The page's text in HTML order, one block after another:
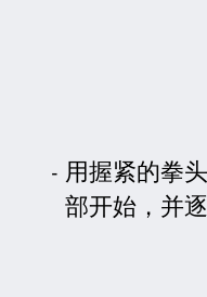
用握紧的拳
部开始，并